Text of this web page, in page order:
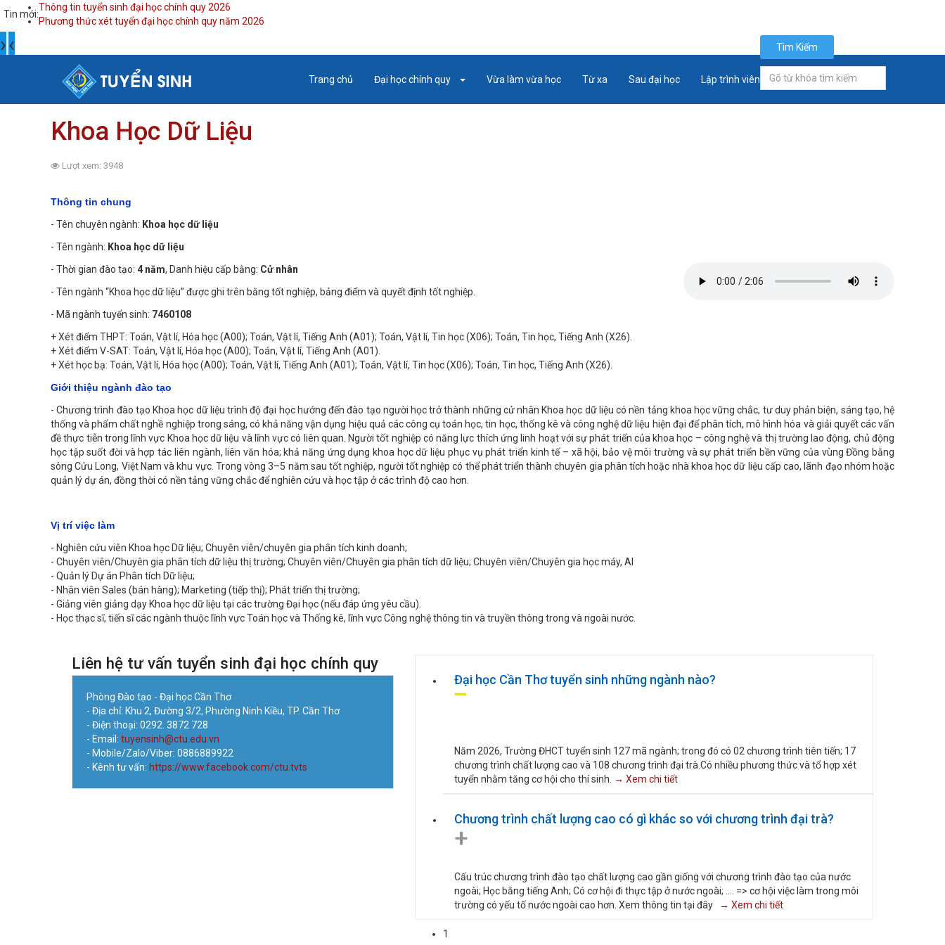
Tin mới:
Thông tin tuyển sinh đại học chính quy 2026
Phương thức xét tuyển đại học chính quy năm 2026
›‹
Trang chủ Đại học chính quy Vừa làm vừa học Từ xa Sau đại học Lập trình viên quốc tế Tân sinh viên
Tìm Kiếm
Tìm
kiếm
Khoa Học Dữ Liệu
Lượt xem: 3948
Thông tin chung
- Tên chuyên ngành: Khoa học dữ liệu
- Tên ngành: Khoa học dữ liệu
- Thời gian đào tạo: 4 năm, Danh hiệu cấp bằng: Cử nhân
- Tên ngành “Khoa học dữ liệu” được ghi trên bằng tốt nghiệp, bảng điểm và quyết định tốt nghiệp.
- Mã ngành tuyển sinh: 7460108
+ Xét điểm THPT: Toán, Vật lí, Hóa học (A00); Toán, Vật lí, Tiếng Anh (A01); Toán, Vật lí, Tin học (X06); Toán, Tin học, Tiếng Anh (X26).
+ Xét điểm V-SAT: Toán, Vật lí, Hóa học (A00); Toán, Vật lí, Tiếng Anh (A01).
+ Xét học bạ: Toán, Vật lí, Hóa học (A00); Toán, Vật lí, Tiếng Anh (A01); Toán, Vật lí, Tin học (X06); Toán, Tin học, Tiếng Anh (X26).
Giới thiệu ngành đào tạo
- Chương trình đào tạo Khoa học dữ liệu trình độ đại học hướng đến đào tạo người học trở thành những cử nhân Khoa học dữ liệu có nền tảng khoa học vững chắc, tư duy phản biện, sáng tạo, hệ
thống và phẩm chất nghề nghiệp trong sáng, có khả năng vận dụng hiệu quả các công cụ toán học, tin học, thống kê và công nghệ dữ liệu hiện đại để phân tích, mô hình hóa và giải quyết các vấn
đề thực tiễn trong lĩnh vực Khoa học dữ liệu và lĩnh vực có liên quan. Người tốt nghiệp có năng lực thích ứng linh hoạt với sự phát triển của khoa học – công nghệ và thị trường lao động, chủ động
học tập suốt đời và hợp tác liên ngành, liên văn hóa; khả năng ứng dụng khoa học dữ liệu phục vụ phát triển kinh tế – xã hội, bảo vệ môi trường và sự phát triển bền vững của vùng Đồng bằng
sông Cửu Long, Việt Nam và khu vực. Trong vòng 3–5 năm sau tốt nghiệp, người tốt nghiệp có thể phát triển thành chuyên gia phân tích hoặc nhà khoa học dữ liệu cấp cao, lãnh đạo nhóm hoặc
quản lý dự án, đồng thời có nền tảng vững chắc để nghiên cứu và học tập ở các trình độ cao hơn.
Vị trí việc làm
- Nghiên cứu viên Khoa học Dữ liệu; Chuyên viên/chuyên gia phân tích kinh doanh;
- Chuyên viên/Chuyên gia phân tích dữ liệu thị trường; Chuyên viên/Chuyên gia phân tích dữ liệu; Chuyên viên/Chuyên gia học máy, AI
- Quản lý Dự án Phân tích Dữ liệu;
- Nhân viên Sales (bán hàng); Marketing (tiếp thị); Phát triển thị trường;
- Giảng viên giảng dạy Khoa học dữ liệu tại các trường Đại học (nếu đáp ứng yêu cầu).
- Học thạc sĩ, tiến sĩ các ngành thuộc lĩnh vực Toán học và Thống kê, lĩnh vực Công nghệ thông tin và truyền thông trong và ngoài nước.
Liên hệ tư vấn tuyển sinh đại học chính quy
Phòng Đào tạo - Đại học Cần Thơ
- Địa chỉ: Khu 2, Đường 3/2, Phường Ninh Kiều, TP. Cần Thơ
- Điện thoại: 0292. 3872 728
- Email: tuyensinh@ctu.edu.vn
- Mobile/Zalo/Viber: 0886889922
- Kênh tư vấn: https://www.facebook.com/ctu.tvts
Đại học Cần Thơ tuyển sinh những ngành nào?
Năm 2026, Trường ĐHCT tuyển sinh 127 mã ngành; trong đó có 02 chương trình tiên tiến; 17
chương trình chất lượng cao và 108 chương trình đại trà.Có nhiều phương thức và tổ hợp xét
tuyển nhằm tăng cơ hội cho thí sinh. → Xem chi tiết
Chương trình chất lượng cao có gì khác so với chương trình đại trà?
+
Cấu trúc chương trình đào tạo chất lượng cao gần giống với chương trình đào tạo của nước
ngoài; Học bằng tiếng Anh; Có cơ hội đi thực tập ở nước ngoài; .... => cơ hội việc làm trong môi
trường có yếu tố nước ngoài cao hơn. Xem thông tin tại đây
→ Xem chi tiết
1